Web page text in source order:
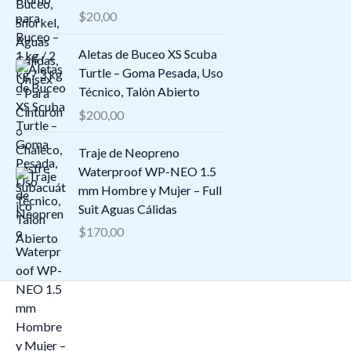
e
$
8
3
a
s
8
s
:
d
e
d
e
$
1
5
$20,00
Aletas de Buceo XS Scuba
Turtle – Goma Pesada, Uso
Técnico, Talón Abierto
$200,00
Traje de Neopreno
Waterproof WP-NEO 1.5
mm Hombre y Mujer – Full
Suit Aguas Cálidas
$170,00